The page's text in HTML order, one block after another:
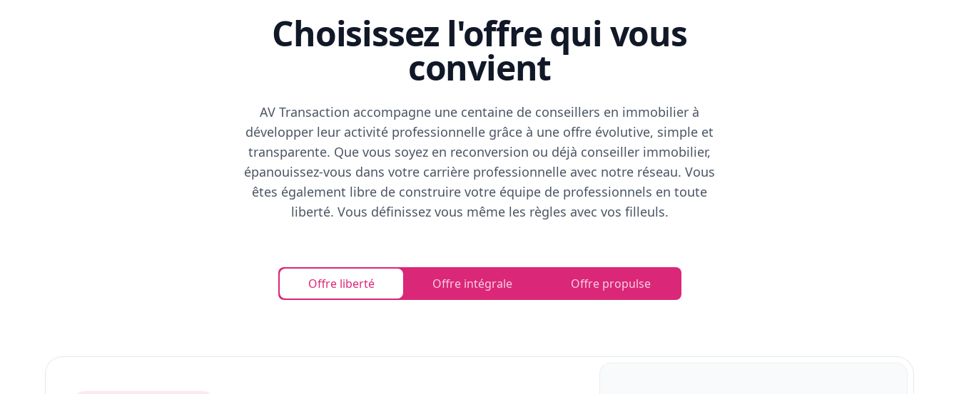
Choisissez l'offre qui vous
convient
AV Transaction accompagne une centaine de conseillers en immobilier à
développer leur activité professionnelle grâce à une offre évolutive, simple et
transparente. Que vous soyez en reconversion ou déjà conseiller immobilier,
épanouissez-vous dans votre carrière professionnelle avec notre réseau. Vous
êtes également libre de construire votre équipe de professionnels en toute
liberté. Vous définissez vous même les règles avec vos filleuls.
Offre liberté Offre intégrale Offre propulse